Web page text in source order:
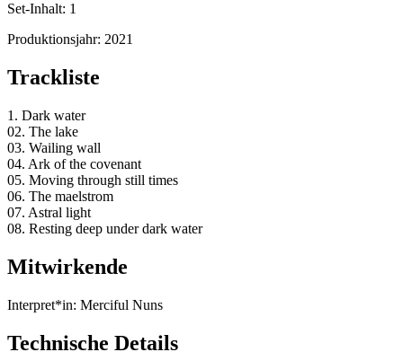
Set-Inhalt: 1
Produktionsjahr: 2021
Trackliste
1. Dark water
02. The lake
03. Wailing wall
04. Ark of the covenant
05. Moving through still times
06. The maelstrom
07. Astral light
08. Resting deep under dark water
Mitwirkende
Interpret*in: Merciful Nuns
Technische Details